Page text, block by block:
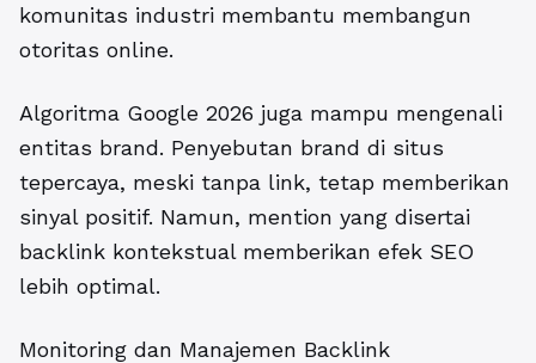
komunitas industri membantu membangun
otoritas online.
Algoritma Google 2026 juga mampu mengenali
entitas brand. Penyebutan brand di situs
tepercaya, meski tanpa link, tetap memberikan
sinyal positif. Namun, mention yang disertai
backlink kontekstual memberikan efek SEO
lebih optimal.
Monitoring dan Manajemen Backlink